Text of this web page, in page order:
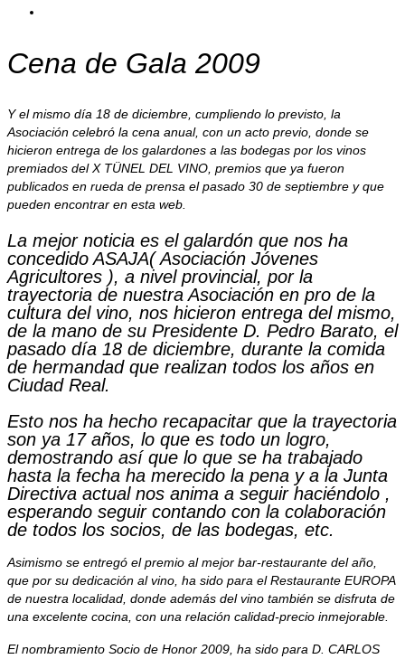
Cena de Gala 2009
Y el mismo día 18 de diciembre, cumpliendo lo previsto, la
Asociación celebró la cena anual, con un acto previo, donde se
hicieron entrega de los galardones a las bodegas por los vinos
premiados del X TÜNEL DEL VINO, premios que ya fueron
publicados en rueda de prensa el pasado 30 de septiembre y que
pueden encontrar en esta web.
La mejor noticia es el galardón que nos ha
concedido ASAJA( Asociación Jóvenes
Agricultores ), a nivel provincial, por la
trayectoria de nuestra Asociación en pro de la
cultura del vino, nos hicieron entrega del mismo,
de la mano de su Presidente D. Pedro Barato, el
pasado día 18 de diciembre, durante la comida
de hermandad que realizan todos los años en
Ciudad Real.
Esto nos ha hecho recapacitar que la trayectoria
son ya 17 años, lo que es todo un logro,
demostrando así que lo que se ha trabajado
hasta la fecha ha merecido la pena y a la Junta
Directiva actual nos anima a seguir haciéndolo ,
esperando seguir contando con la colaboración
de todos los socios, de las bodegas, etc.
Asimismo se entregó el premio al mejor bar-restaurante del año,
que por su dedicación al vino, ha sido para el Restaurante EUROPA
de nuestra localidad, donde además del vino también se disfruta de
una excelente cocina, con una relación calidad-precio inmejorable.
El nombramiento Socio de Honor 2009, ha sido para D. CARLOS